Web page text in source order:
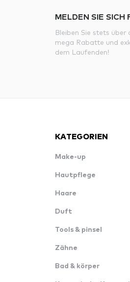
MELDEN SIE SICH
Bleiben Sie stets über
mega Rabatte und
dem Laufenden!
KATEGORIEN
Make-up
Hautpflege
Haare
Duft
Tools & pinsel
Zähne
Bad & körper